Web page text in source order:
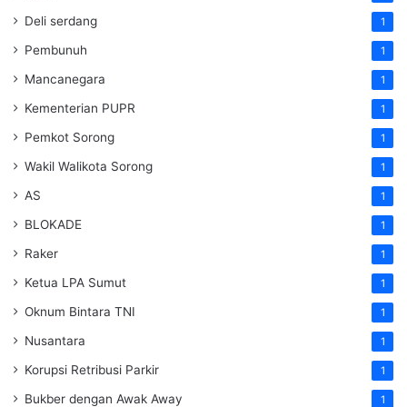
Deli serdang 1
Pembunuh 1
Mancanegara 1
Kementerian PUPR 1
Pemkot Sorong 1
Wakil Walikota Sorong 1
AS 1
BLOKADE 1
Raker 1
Ketua LPA Sumut 1
Oknum Bintara TNI 1
Nusantara 1
Korupsi Retribusi Parkir 1
Bukber dengan Awak Away 1